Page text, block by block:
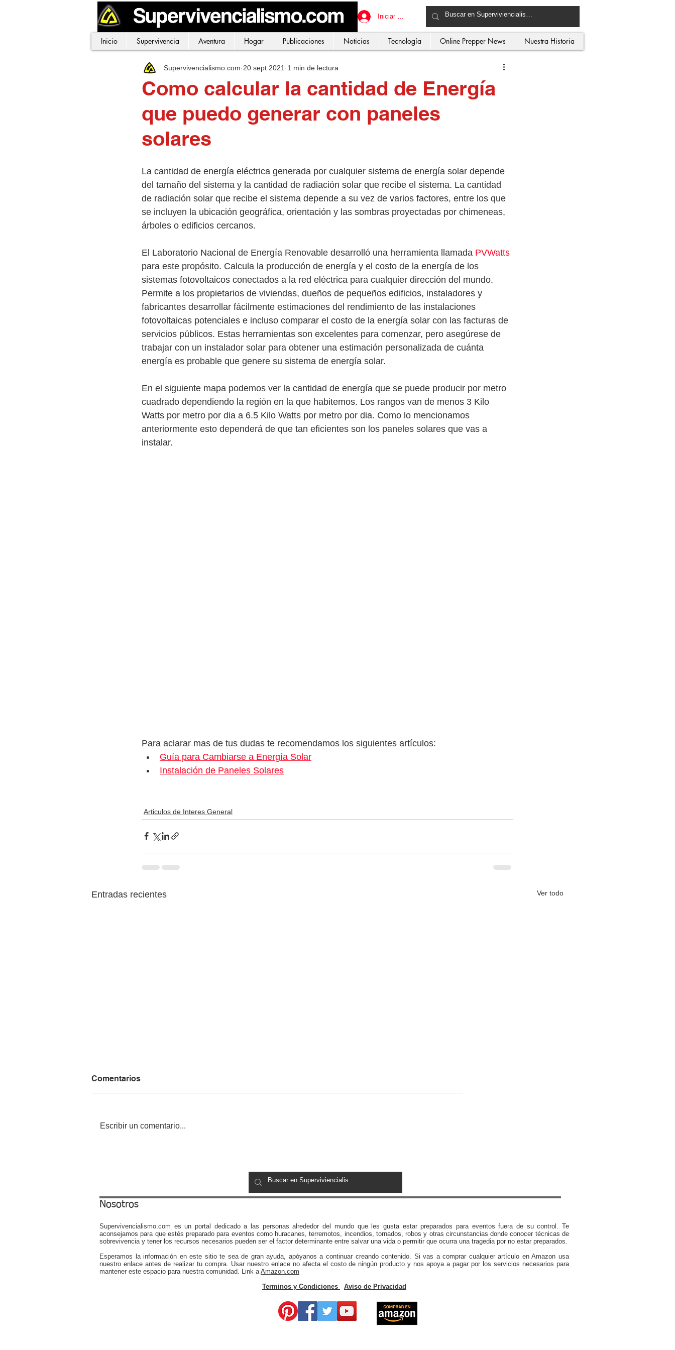
Iniciar sesión
Inicio Supervivencia Aventura Hogar Publicaciones Noticias Tecnología Online Prepper News Nuestra Historia
Como calcular la cantidad de Energía
que puedo generar con paneles
solares
Supervivencialismo.com 20 sept 2021 1 min de lectura
La cantidad de energía eléctrica generada por cualquier sistema de energía solar depende
del tamaño del sistema y la cantidad de radiación solar que recibe el sistema. La cantidad
de radiación solar que recibe el sistema depende a su vez de varios factores, entre los que
se incluyen la ubicación geográfica, orientación y las sombras proyectadas por chimeneas,
árboles o edificios cercanos.
El Laboratorio Nacional de Energía Renovable desarrolló una herramienta llamada PVWatts
para este propósito. Calcula la producción de energía y el costo de la energía de los
sistemas fotovoltaicos conectados a la red eléctrica para cualquier dirección del mundo.
Permite a los propietarios de viviendas, dueños de pequeños edificios, instaladores y
fabricantes desarrollar fácilmente estimaciones del rendimiento de las instalaciones
fotovoltaicas potenciales e incluso comparar el costo de la energía solar con las facturas de
servicios públicos. Estas herramientas son excelentes para comenzar, pero asegúrese de
trabajar con un instalador solar para obtener una estimación personalizada de cuánta
energía es probable que genere su sistema de energía solar.
En el siguiente mapa podemos ver la cantidad de energía que se puede producir por metro
cuadrado dependiendo la región en la que habitemos. Los rangos van de menos 3 Kilo
Watts por metro por dia a 6.5 Kilo Watts por metro por dia. Como lo mencionamos
anteriormente esto dependerá de que tan eficientes son los paneles solares que vas a
instalar.
Para aclarar mas de tus dudas te recomendamos los siguientes artículos:
Guía para Cambiarse a Energía Solar
Instalación de Paneles Solares
Articulos de Interes General
Entradas recientes Ver todo
Convenience
Prepper Consciente
Comentarios
Escribir un comentario...
Nosotros
Supervivencialismo.com es un portal dedicado a las personas alrededor del mundo que les gusta estar preparados para eventos fuera de su control. Te
aconsejamos para que estés preparado para eventos como huracanes, terremotos, incendios, tornados, robos y otras circunstancias donde conocer técnicas de
sobrevivencia y tener los recursos necesarios pueden ser el factor determinante entre salvar una vida o permitir que ocurra una tragedia por no estar preparados.
Esperamos la información en este sitio te sea de gran ayuda, apóyanos a continuar creando contenido. Si vas a comprar cualquier artículo en Amazon usa
nuestro enlace antes de realizar tu compra. Usar nuestro enlace no afecta el costo de ningún producto y nos apoya a pagar por los servicios necesarios para
mantener este espacio para nuestra comunidad. Link aAmazon.com
Terminos y Condiciones
Aviso de Privacidad